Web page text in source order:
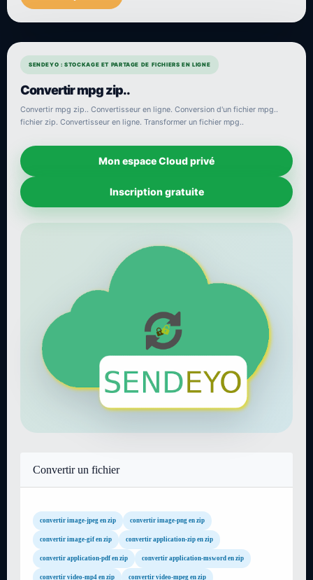
SENDEYO : STOCKAGE ET PARTAGE DE FICHIERS EN LIGNE
Convertir mpg zip..
Convertir mpg zip.. Convertisseur en ligne. Conversion d'un fichier mpg..
fichier zip. Convertisseur en ligne. Transformer un fichier mpg..
Mon espace Cloud privé
Inscription gratuite
Convertir un fichier
convertir image-jpeg en zip convertir image-png en zip
convertir image-gif en zip convertir application-zip en zip
convertir application-pdf en zip convertir application-msword en zip
convertir video-mp4 en zip convertir video-mpeg en zip